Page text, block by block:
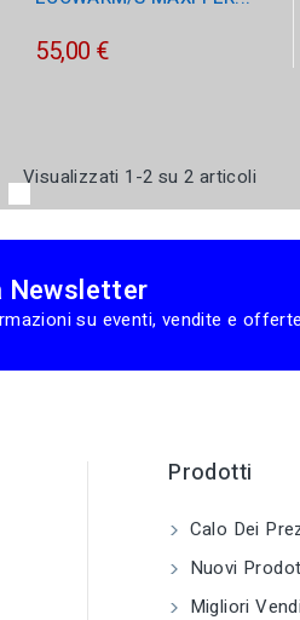
55,00 €
Visualizzati 1-2 su 2 articoli
Newsletter
su eventi, vendite e offerte
Prodotti
Calo Dei
Nuovi
Migliori